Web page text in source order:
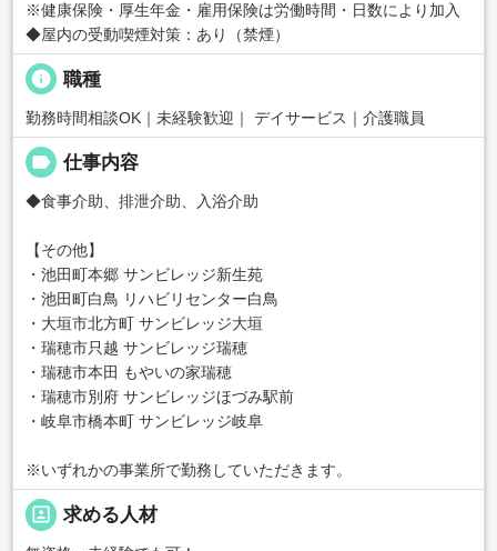
※健康保険・厚生年金・雇用保険は労働時間・日数により加入
◆屋内の受動喫煙対策：あり（禁煙）
info 職種
勤務時間相談OK｜未経験歓迎｜ デイサービス｜介護職員
label 仕事内容
◆食事介助、排泄介助、入浴介助
【その他】
・池田町本郷 サンビレッジ新生苑
・池田町白鳥 リハビリセンター白鳥
・大垣市北方町 サンビレッジ大垣
・瑞穂市只越 サンビレッジ瑞穂
・瑞穂市本田 もやいの家瑞穂
・瑞穂市別府 サンビレッジほづみ駅前
・岐阜市橋本町 サンビレッジ岐阜
※いずれかの事業所で勤務していただきます。
portrait 求める人材